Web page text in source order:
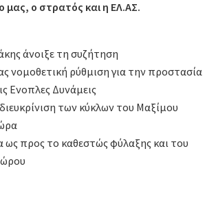
μας, ο στρατός και η ΕΛ.ΑΣ.
άνοιξε τη συζήτηση
νομοθετική ρύθμιση για την προστασία
Ενοπλες Δυνάμεις
των κύκλων του Μαξίμου
ως προς το καθεστώς φύλαξης και του